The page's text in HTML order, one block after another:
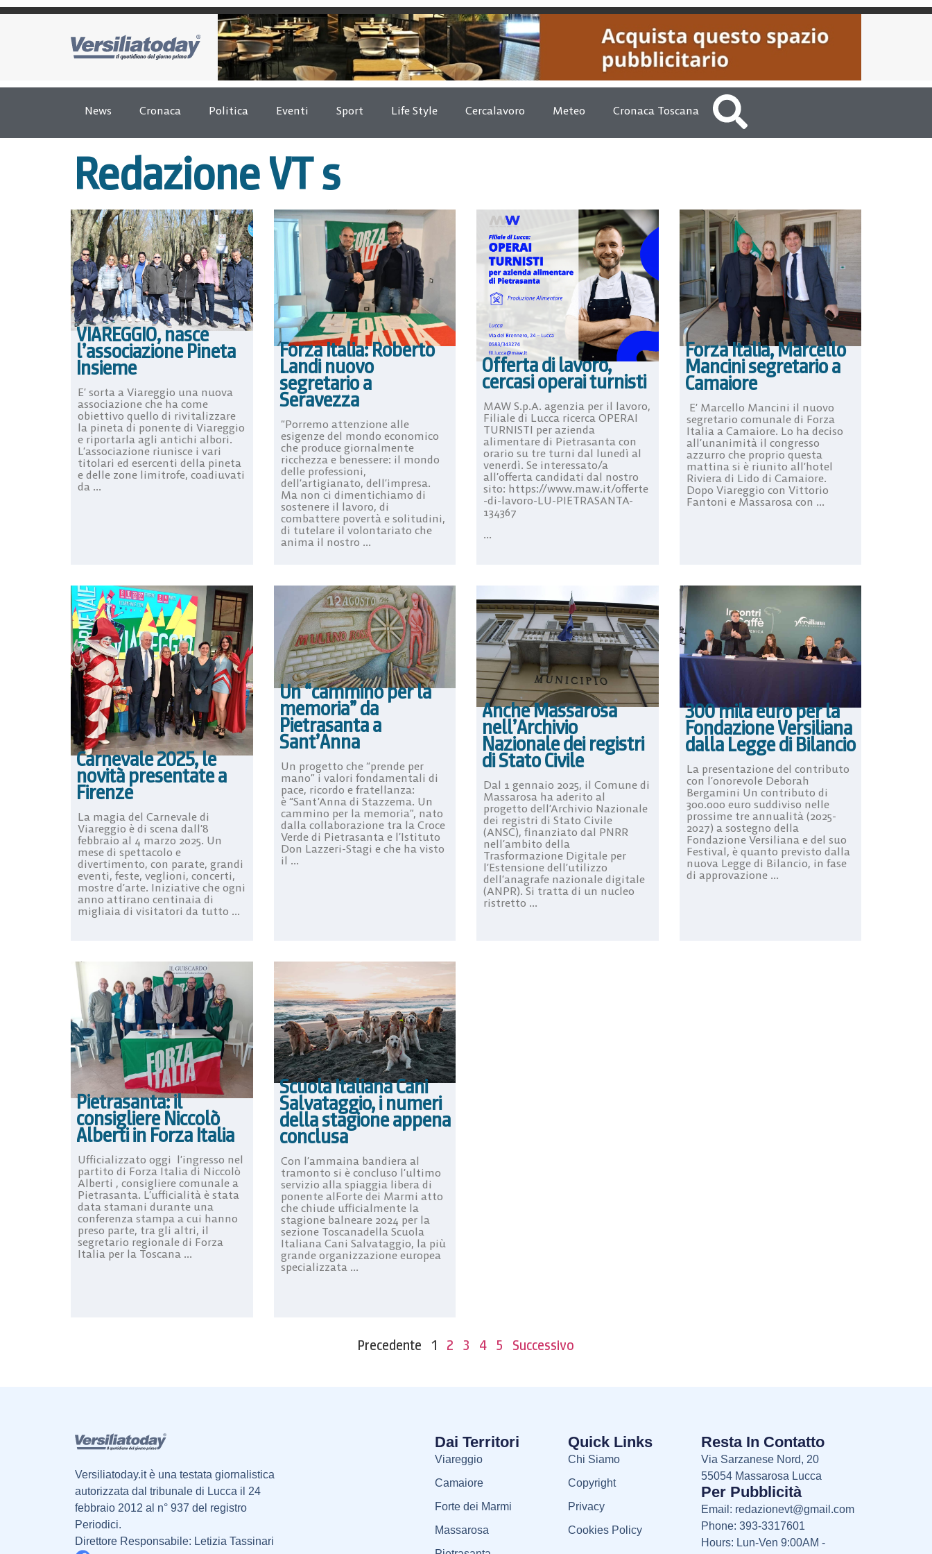
News Cronaca Politica Eventi Sport Life Style Cercalavoro Meteo Cronaca Toscana
Redazione VT s
VIAREGGIO, nasce
l’associazione Pineta
Insieme
E’ sorta a Viareggio una nuova
associazione che ha come
obiettivo quello di rivitalizzare
la pineta di ponente di Viareggio
e riportarla agli antichi albori.
L’associazione riunisce i vari
titolari ed esercenti della pineta
e delle zone limitrofe, coadiuvati
da ...
Forza Italia: Roberto
Landi nuovo
segretario a
Seravezza
“Porremo attenzione alle
esigenze del mondo economico
che produce giornalmente
ricchezza e benessere: il mondo
delle professioni,
dell’artigianato, dell’impresa.
Ma non ci dimentichiamo di
sostenere il lavoro, di
combattere povertà e solitudini,
di tutelare il volontariato che
anima il nostro ...
Offerta di lavoro,
cercasi operai turnisti
MAW S.p.A. agenzia per il lavoro,
Filiale di Lucca ricerca OPERAI
TURNISTI per azienda
alimentare di Pietrasanta con
orario su tre turni dal lunedì al
venerdì. Se interessato/a
all’offerta candidati dal nostro
sito: https://www.maw.it/offerte
-di-lavoro-LU-PIETRASANTA-
134367
...
Forza Italia, Marcello
Mancini segretario a
Camaiore
E’ Marcello Mancini il nuovo
segretario comunale di Forza
Italia a Camaiore. Lo ha deciso
all’unanimità il congresso
azzurro che proprio questa
mattina si è riunito all’hotel
Riviera di Lido di Camaiore.
Dopo Viareggio con Vittorio
Fantoni e Massarosa con ...
Carnevale 2025, le
novità presentate a
Firenze
La magia del Carnevale di
Viareggio è di scena dall’8
febbraio al 4 marzo 2025. Un
mese di spettacolo e
divertimento, con parate, grandi
eventi, feste, veglioni, concerti,
mostre d’arte. Iniziative che ogni
anno attirano centinaia di
migliaia di visitatori da tutto ...
Un “cammino per la
memoria” da
Pietrasanta a
Sant’Anna
Un progetto che “prende per
mano” i valori fondamentali di
pace, ricordo e fratellanza:
è “Sant’Anna di Stazzema. Un
cammino per la memoria”, nato
dalla collaborazione tra la Croce
Verde di Pietrasanta e l’Istituto
Don Lazzeri-Stagi e che ha visto
il ...
Anche Massarosa
nell’Archivio
Nazionale dei registri
di Stato Civile
Dal 1 gennaio 2025, il Comune di
Massarosa ha aderito al
progetto dell’Archivio Nazionale
dei registri di Stato Civile
(ANSC), finanziato dal PNRR
nell’ambito della
Trasformazione Digitale per
l’Estensione dell’utilizzo
dell’anagrafe nazionale digitale
(ANPR). Si tratta di un nucleo
ristretto ...
300 mila euro per la
Fondazione Versiliana
dalla Legge di Bilancio
La presentazione del contributo
con l’onorevole Deborah
Bergamini Un contributo di
300.000 euro suddiviso nelle
prossime tre annualità (2025-
2027) a sostegno della
Fondazione Versiliana e del suo
Festival, è quanto previsto dalla
nuova Legge di Bilancio, in fase
di approvazione ...
Pietrasanta: il
consigliere Niccolò
Alberti in Forza Italia
Ufficializzato oggi l’ingresso nel
partito di Forza Italia di Niccolò
Alberti , consigliere comunale a
Pietrasanta. L’ufficialità è stata
data stamani durante una
conferenza stampa a cui hanno
preso parte, tra gli altri, il
segretario regionale di Forza
Italia per la Toscana ...
Scuola Italiana Cani
Salvataggio, i numeri
della stagione appena
conclusa
Con l’ammaina bandiera al
tramonto si è concluso l’ultimo
servizio alla spiaggia libera di
ponente alForte dei Marmi atto
che chiude ufficialmente la
stagione balneare 2024 per la
sezione Toscanadella Scuola
Italiana Cani Salvataggio, la più
grande organizzazione europea
specializzata ...
Precedente 1 2 3 4 5 Successivo
Versiliatoday.it è una testata giornalistica
autorizzata dal tribunale di Lucca il 24
febbraio 2012 al n° 937 del registro
Periodici.
Direttore Responsabile: Letizia Tassinari
Dai Territori
Viareggio
Camaiore
Forte dei Marmi
Massarosa
Quick Links
Chi Siamo
Copyright
Privacy
Cookies Policy
Resta In Contatto
Via Sarzanese Nord, 20
55054 Massarosa Lucca
Per Pubblicità
Email: redazionevt@gmail.com
Phone: 393-3317601
Hours: Lun-Ven 9:00AM -